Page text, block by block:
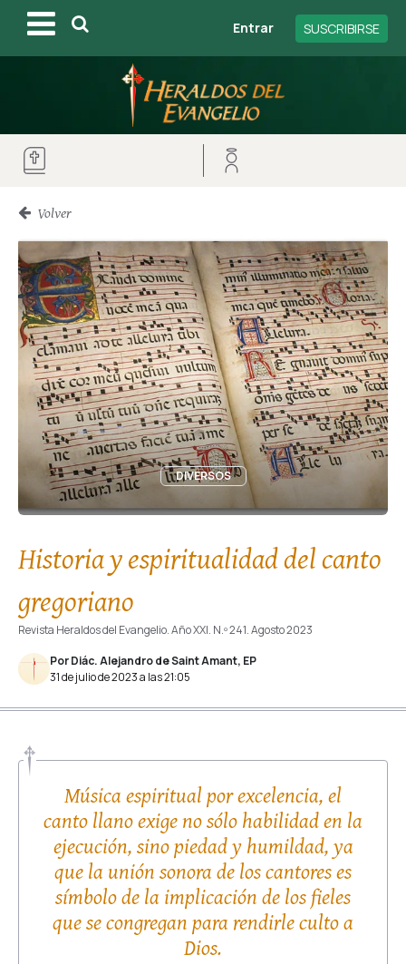
Entrar SUSCRIBIRSE
Volver
DIVERSOS
Historia y espiritualidad del canto
gregoriano
Revista Heraldos del Evangelio. Año XXI. N.º 241. Agosto 2023
Por Diác. Alejandro de Saint Amant, EP
31 de julio de 2023 a las 21:05
Música espiritual por excelencia, el
canto llano exige no sólo habilidad en la
ejecución, sino piedad y humildad, ya
que la unión sonora de los cantores es
símbolo de la implicación de los fieles
que se congregan para rendirle culto a
Dios.